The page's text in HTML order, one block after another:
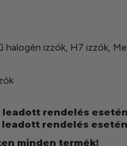
halogén izzók, H7 izzók,
leadott rendelés
leadott rendelés
minden termék!